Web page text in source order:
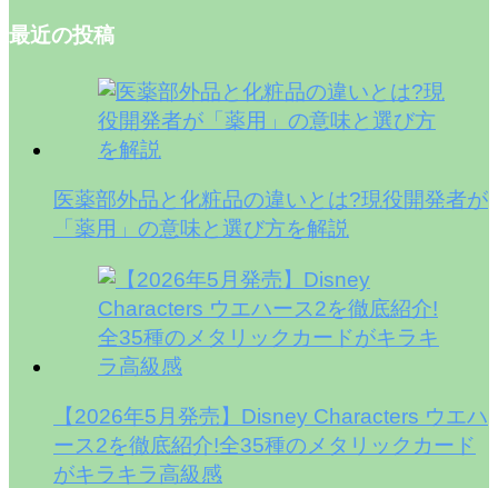
最近の投稿
医薬部外品と化粧品の違いとは?現役開発者が
「薬用」の意味と選び方を解説
【2026年5月発売】Disney Characters ウエハ
ース2を徹底紹介!全35種のメタリックカード
がキラキラ高級感